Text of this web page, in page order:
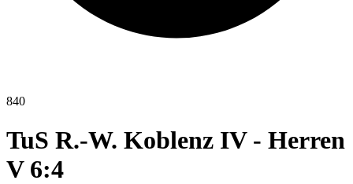
840
TuS R.-W. Koblenz IV - Herren
V 6:4